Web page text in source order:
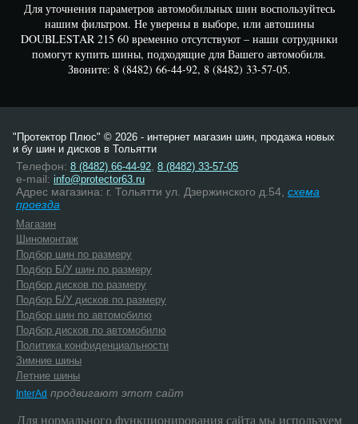
Для уточнения параметров автомобильных шин воспользуйтесь
нашим фильтром. Не уверены в выборе, или автошины
DOUBLESTAR 215 60 временно отсутствуют – наши сотрудники
помогут купить шины, подходящие для Вашего автомобиля.
Звоните: 8 (8482) 66-44-92, 8 (8482) 33-57-05.
"Протектор Плюс" © 2026 - интернет магазин шин, продажа новых
и бу шин и дисков в Тольятти
Телефон: 8 (8482) 66-44-92 8 (8482) 33-57-05
e-mail: info@protector63.ru
Адрес магазина: г. Тольятти ул. Дзержинского д.54, схема
проезда
Магазин
Шиномонтаж
Подбор шин по размеру
Подбор Б/У шин по размеру
Подбор дисков по размеру
Подбор Б/У дисков по размеру
Подбор шин по автомобилю
Подбор дисков по автомобилю
Политика конфиденциальности
Зимние шины
Летние шины
InterAd продвигают этот сайт
Для нормального функционирования сайта мы используем